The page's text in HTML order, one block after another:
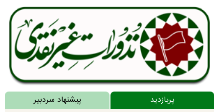
پربازدید پیشنهاد سردبیر